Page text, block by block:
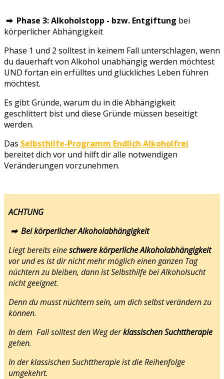
➡ Phase 3: Alkoholstopp - bzw. Entgiftung bei
körperlicher Abhängigkeit
Phase 1 und 2 solltest in keinem Fall unterschlagen, wenn
du dauerhaft von Alkohol unabhängig werden möchtest
UND fortan ein erfülltes und glückliches Leben führen
möchtest.
Es gibt Gründe, warum du in die Abhängigkeit
geschlittert bist und diese Gründe müssen beseitigt
werden.
Das Selbsthilfe-Programm Endlich Alkoholfrei
bereitet dich vor und hilft dir alle notwendigen
Veränderungen vorzunehmen.
ACHTUNG
➡ Bei körperlicher Alkoholabhängigkeit
Liegt bereits eineschwere körperliche Alkoholabhängigkeit
vor und es ist dir nicht mehr möglich einen ganzen Tag
nüchtern zu bleiben, dann ist Selbsthilfe bei Alkoholsucht
nicht geeignet.
Denn du musst nüchtern sein, um dich selbst verändern zu
können.
In dem Fall solltest den Weg derklassischen Suchttherapie
gehen.
In der klassischen Suchttherapie ist die Reihenfolge
umgekehrt.